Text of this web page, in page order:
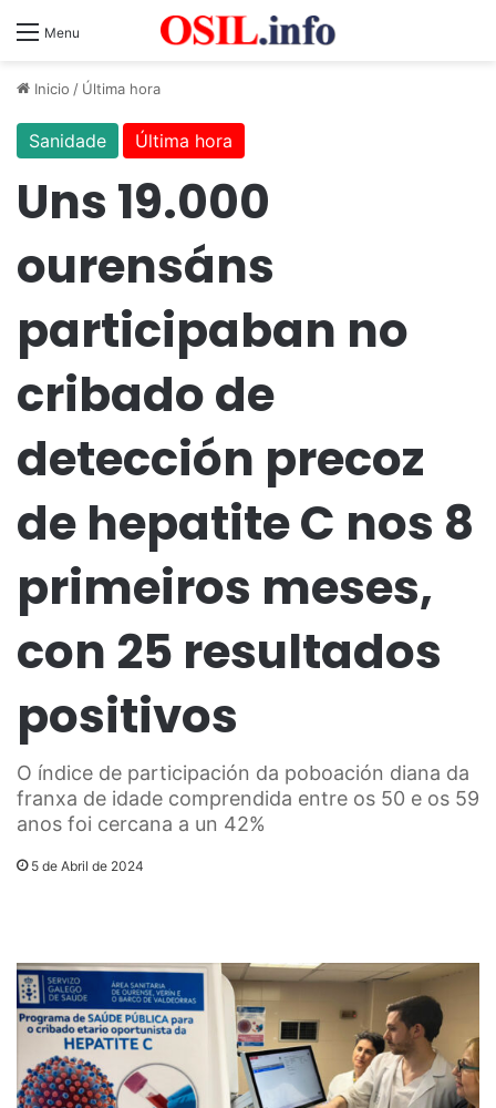
Menu
Inicio / Última hora
Sanidade Última hora
Uns 19.000
ourensáns
participaban no
cribado de
detección precoz
de hepatite C nos 8
primeiros meses,
con 25 resultados
positivos
O índice de participación da poboación diana da
franxa de idade comprendida entre os 50 e os 59
anos foi cercana a un 42%
5 de Abril de 2024